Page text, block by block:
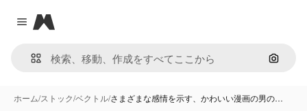
Close menu
Magnific
画像で
ホーム/ストック/ベクトル/さまざまな感情を示す、かわいい漫画の男の…